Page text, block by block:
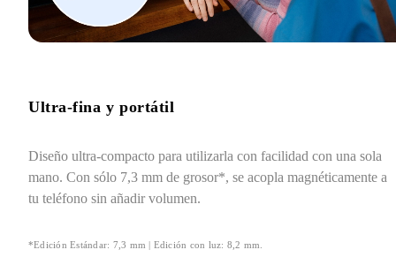
Ultra-fina y portátil
Diseño ultra-compacto para utilizarla con facilidad con una sola
mano. Con sólo 7,3 mm de grosor*, se acopla magnéticamente a
tu teléfono sin añadir volumen.
*Edición Estándar: 7,3 mm | Edición con luz: 8,2 mm.